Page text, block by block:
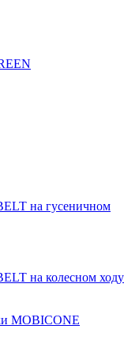
на гусеничном
на колесном ходу
MOBICONE